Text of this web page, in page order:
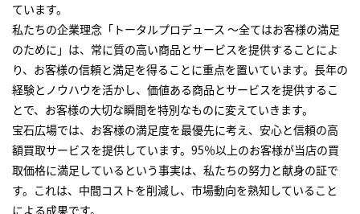
ています。
私たちの企業理念「トータルプロデュース ～全てはお客様の満足
のために」は、常に質の高い商品とサービスを提供することによ
り、お客様の信頼と満足を得ることに重点を置いています。長年の
経験とノウハウを活かし、価値ある商品とサービスを提供するこ
とで、お客様の大切な瞬間を特別なものに変えていきます。
宝石広場では、お客様の満足度を最優先に考え、安心と信頼の高
額買取サービスを提供しています。95％以上のお客様が当店の買
取価格に満足しているという事実は、私たちの努力と献身の証で
す。これは、中間コストを削減し、市場動向を熟知していること
による成果です。